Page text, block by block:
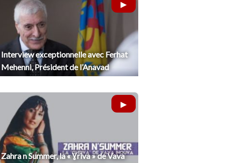
Interview exceptionnelle avec Ferhat
Mehenni, Président de l’Anavad
Zahra n Summer, la « Ɣriva » de Vava